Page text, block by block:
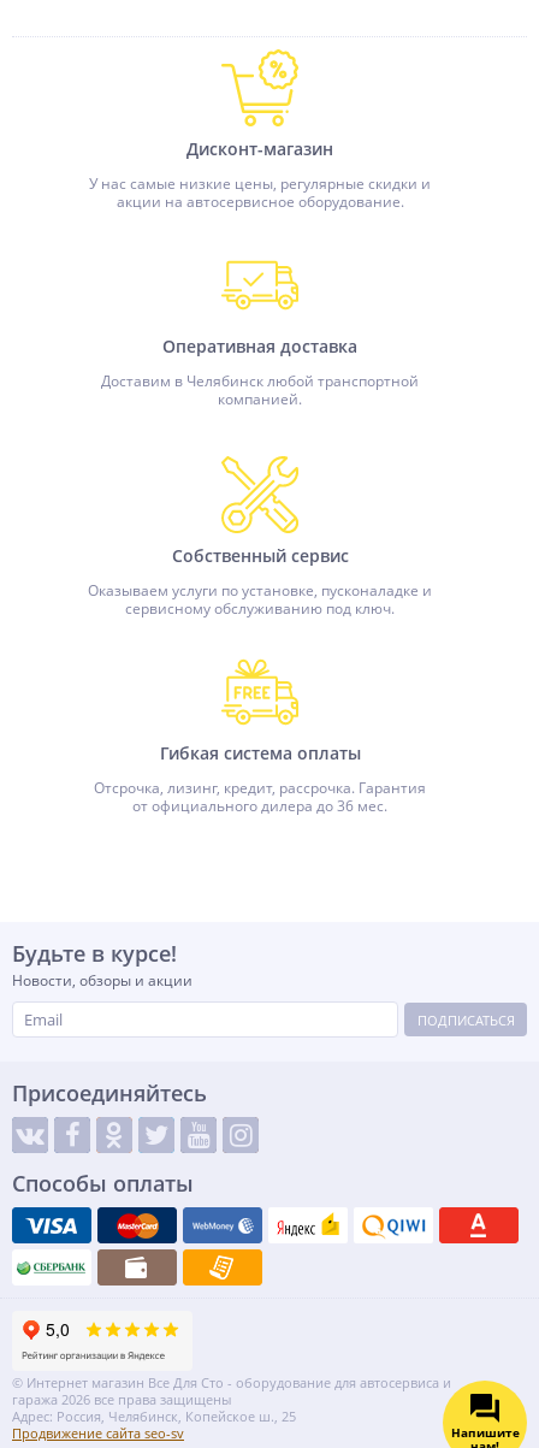
Дисконт-магазин
У нас самые низкие цены, регулярные скидки и
акции на автосервисное оборудование.
Оперативная доставка
Доставим в Челябинск любой транспортной
компанией.
Собственный сервис
Оказываем услуги по установке, пусконаладке и
сервисному обслуживанию под ключ.
Гибкая система оплаты
Отсрочка, лизинг, кредит, рассрочка. Гарантия
от официального дилера до 36 мес.
Будьте в курсе!
Новости, обзоры и акции
ПОДПИСАТЬСЯ
Присоединяйтесь
Способы оплаты
© Интернет магазин Все Для Сто - оборудование для автосервиса и
гаража 2026 все права защищены
Адрес: Россия, Челябинск, Копейское ш., 25
Продвижение сайта seo-sv
Напишите